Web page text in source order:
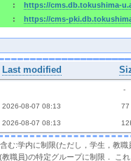
:
https://cms.db.tokushima-
: https://cms-
Last modified
  -
2026-08-07 08:13 77
2026-08-07 08:13
む:学内に制限(ただし，学生，教
職員)の特定グループに制限． こ